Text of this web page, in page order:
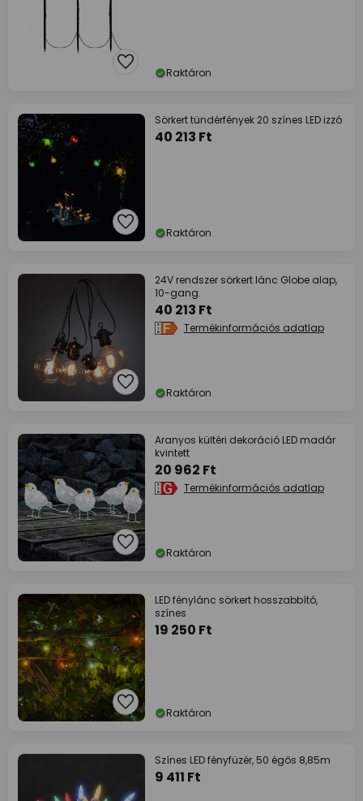
Raktáron
Sörkert tündérfények 20 színes LED izzó
40 213 Ft
Raktáron
24V rendszer sörkert lánc Globe alap,
10-gang.
40 213 Ft
Termékinformációs adatlap
Raktáron
Aranyos kültéri dekoráció LED madár
kvintett
20 962 Ft
Termékinformációs adatlap
Raktáron
LED fénylánc sörkert hosszabbító,
színes
19 250 Ft
Raktáron
Színes LED fényfüzér, 50 égős 8,85m
9 411 Ft